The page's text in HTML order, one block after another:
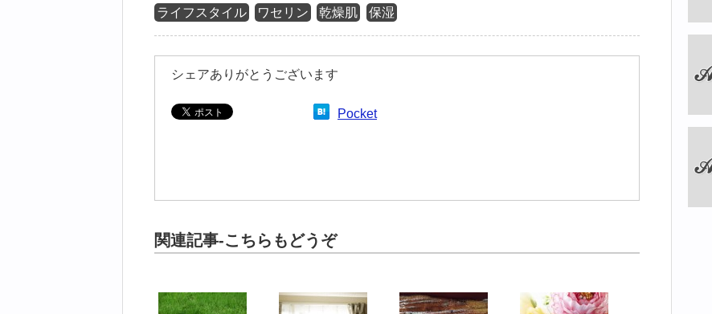
ライフスタイル ワセリン 乾燥肌 保湿
シェアありがとうございます
Pocket
関連記事-こちらもどうぞ